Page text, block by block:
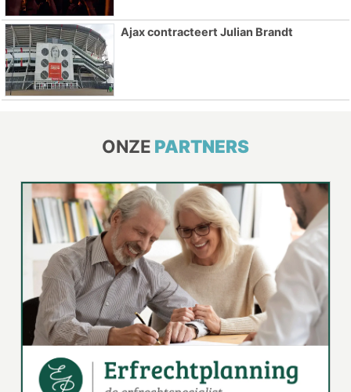
Ajax contracteert Julian Brandt
ONZE PARTNERS